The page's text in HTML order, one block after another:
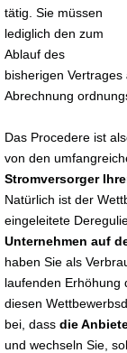
tätig. Sie müssen
lediglich den zum
Ablauf des
bisherigen Vertrages
Abrechnung
Das Procedere ist
von den
Stromversorger
Natürlich ist der
eingeleitete
Unternehmen auf
haben Sie als
laufenden Erhöhung
diesen
bei, dass die
und wechseln Sie,